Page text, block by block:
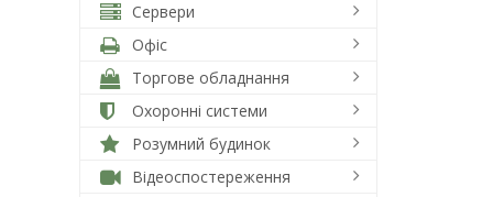
Сервери
Офіс
Торгове обладнання
Охоронні системи
Розумний будинок
Відеоспостереження